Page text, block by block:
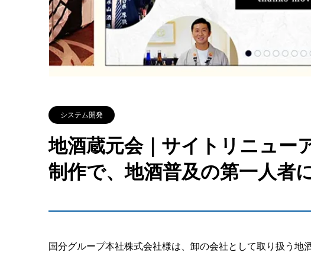
システム開発
地酒蔵元会｜サイトリニュー
制作で、地酒普及の第一人者
国分グループ本社株式会社様は、卸の会社として取り扱う